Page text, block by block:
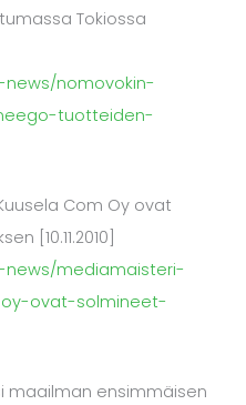
Tokiossa
nomovokin-
tuotteiden-
Com Oy ovat
[10.11.2010]
mediamaisteri-
ovat-solmineet-
maailman ensimmäisen